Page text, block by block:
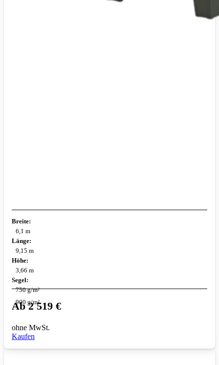
Breite:
6,1 m
Länge:
9,15 m
Höhe:
3,66 m
Segel:
750 g/m²
900 g/m²
Ab2 519 €
ohne MwSt.
Kaufen